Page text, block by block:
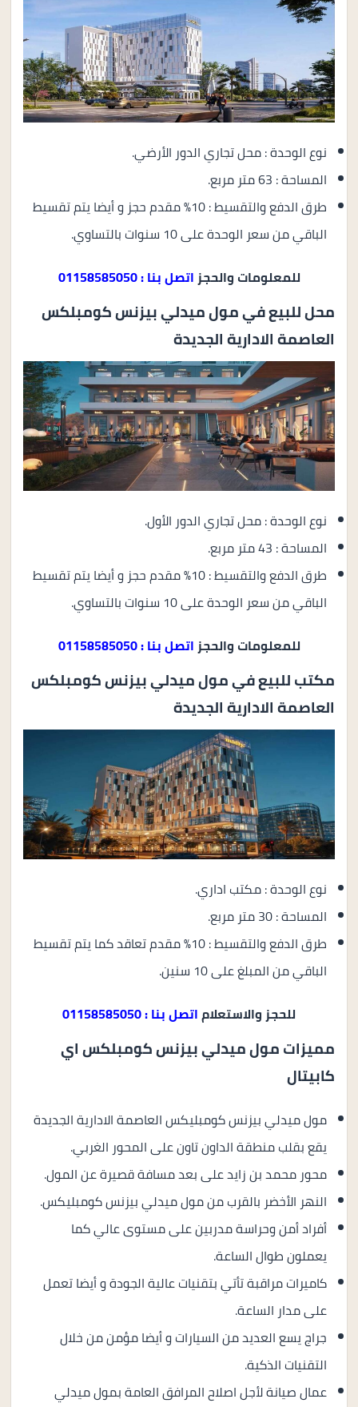
نوع الوحدة : محل تجاري الدور الأرضي.
المساحة : 63 متر مربع.
طرق الدفع والتقسيط : 10% مقدم حجز و أيضا يتم تقسيط
الباقي من سعر الوحدة على 10 سنوات بالتساوي.
للمعلومات والحجز اتصل بنا : 01158585050
محل للبيع في مول ميدلي بيزنس كومبلكس
العاصمة الادارية الجديدة
نوع الوحدة : محل تجاري الدور الأول.
المساحة : 43 متر مربع.
طرق الدفع والتقسيط : 10% مقدم حجز و أيضا يتم تقسيط
الباقي من سعر الوحدة على 10 سنوات بالتساوي.
للمعلومات والحجز اتصل بنا : 01158585050
مكتب للبيع في مول ميدلي بيزنس كومبلكس
العاصمة الادارية الجديدة
نوع الوحدة : مكتب اداري.
المساحة : 30 متر مربع.
طرق الدفع والتقسيط : 10% مقدم تعاقد كما يتم تقسيط
الباقي من المبلغ على 10 سنين.
للحجز والاستعلاماتصل بنا : 01158585050
مميزات مول ميدلي بيزنس كومبلكس اي
كابيتال
مول ميدلي بيزنس كومبليكس العاصمة الادارية الجديدة
يقع بقلب منطقة الداون تاون على المحور الغربي.
محور محمد بن زايد على بعد مسافة قصيرة عن المول.
النهر الأخضر بالقرب من مول ميدلي بيزنس كومبليكس.
أفراد أمن وحراسة مدربين على مستوى عالي كما
يعملون طوال الساعة.
كاميرات مراقبة تأتي بتقنيات عالية الجودة و أيضا تعمل
على مدار الساعة.
جراج يسع العديد من السيارات و أيضا مؤمن من خلال
التقنيات الذكية.
عمال صيانة لأجل اصلاح المرافق العامة بمول ميدلي